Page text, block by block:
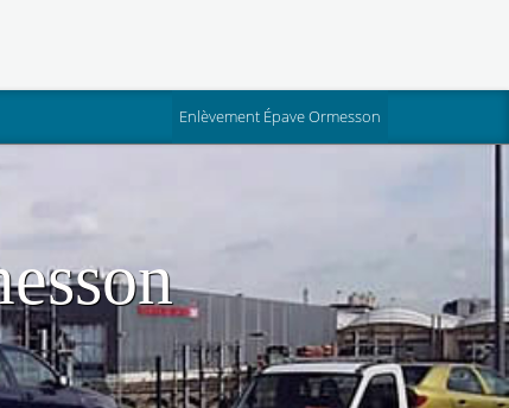
Enlèvement Épave Ormesson